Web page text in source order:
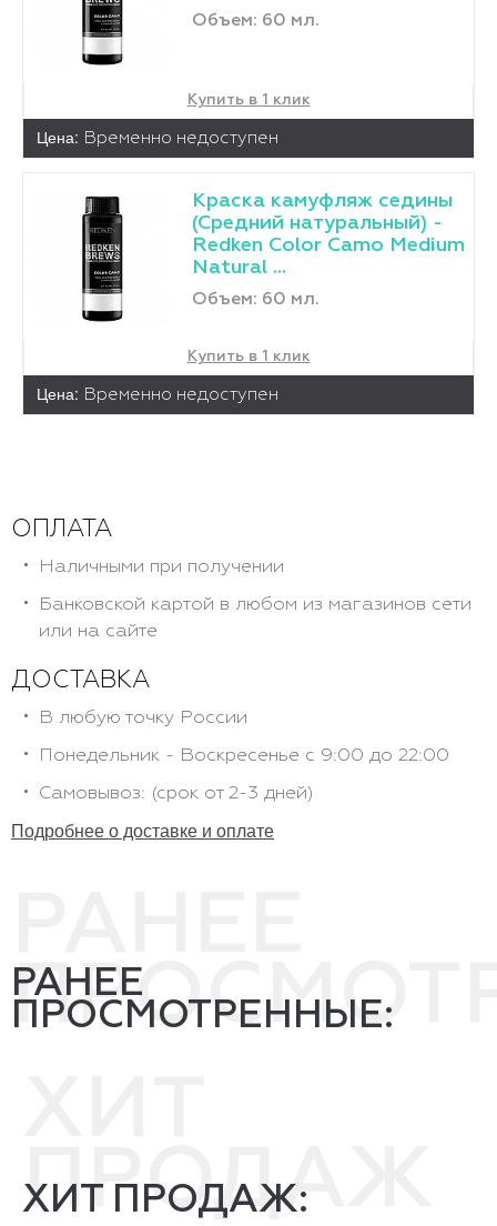
Объем: 60 мл.
Купить в 1 клик
Цена: Временно недоступен
Краска камуфляж седины
(Средний натуральный) -
Redken Color Camo Medium
Natural ...
Объем: 60 мл.
Купить в 1 клик
Цена: Временно недоступен
ОПЛАТА
Наличными при получении
Банковской картой в любом из магазинов сети
или на сайте
ДОСТАВКА
В любую точку России
Понедельник - Воскресенье с 9:00 до 22:00
Самовывоз: (срок от 2-3 дней)
Подробнее о доставке и оплате
РАНЕЕ
ПРОСМОТРЕННЫЕ:
ПРОДАЖ
ХИТ ПРОДАЖ: